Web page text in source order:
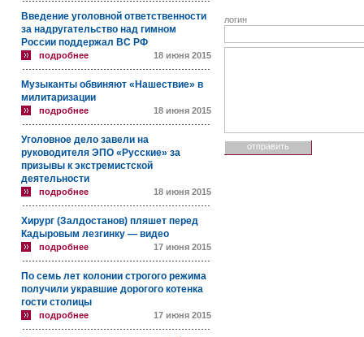
Введение уголовной ответственности
за надругательство над гимном
России поддержал ВС РФ
подробнее 18 июня 2015
Музыканты обвиняют «Нашествие» в
милитаризации
подробнее 18 июня 2015
Уголовное дело завели на
руководителя ЭПО «Русские» за
призывы к экстремистской
деятельности
подробнее 18 июня 2015
Хирург (Залдостанов) пляшет перед
Кадыровым лезгинку — видео
подробнее 17 июня 2015
По семь лет колонии строгого режима
получили укравшие дорогого котенка
гости столицы
подробнее 17 июня 2015
логин